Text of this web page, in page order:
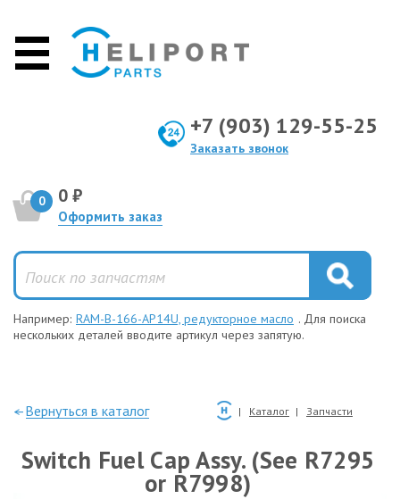
+7 (903) 129-55-25
Заказать звонок
0 0 ₽
Оформить заказ
Например: RAM-B-166-AP14U, редукторное масло . Для поиска
нескольких деталей вводите артикул через запятую.
—Вернуться в каталог Каталог Запчасти
Switch Fuel Cap Assy. (See R7295
or R7998)